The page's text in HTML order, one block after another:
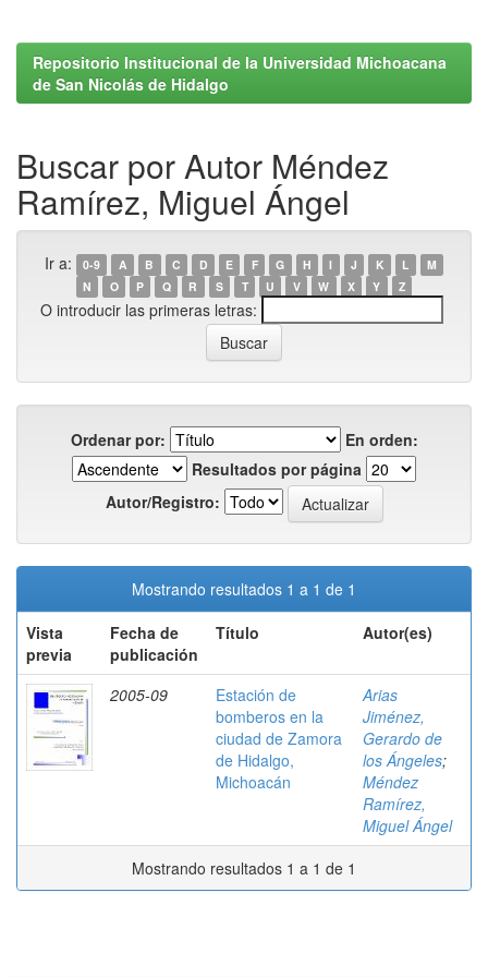
Repositorio Institucional de la Universidad Michoacana
de San Nicolás de Hidalgo
Buscar por Autor Méndez
Ramírez, Miguel Ángel
Ir a: 0-9 A B C D E F G H I J K L
M
N
O P Q R S T U V W X Y Z
O introducir las primeras letras:
Ordenar por:
En orden:
Resultados por página
Autor/Registro:
Mostrando resultados 1 a 1 de 1
Vista
previa
Fecha de
publicación
Título Autor(es)
2005-09
Estación de
bomberos en la
ciudad de Zamora
de Hidalgo,
Michoacán
Arias
Jiménez,
Gerardo de
los Ángeles;
Méndez
Ramírez,
Miguel Ángel
Mostrando resultados 1 a 1 de 1